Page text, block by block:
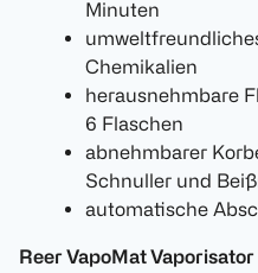
Minuten
Chemikalien
herausnehmbare
6 Flaschen
abnehmbarer
Schnuller und
automatische
Reer VapoMat Vaporisator